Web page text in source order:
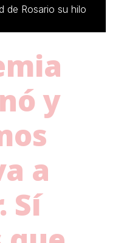
de Rosario su hilo
y
a
Sí